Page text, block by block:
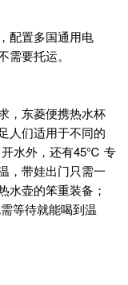
配置多国通用电
要托运。
东菱便携热水杯
人们适用于不同的
水外，还有45℃ 专
，带娃出门只需一
水壶的笨重装备；
等待就能喝到温